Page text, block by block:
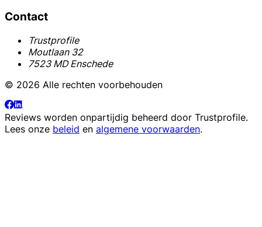
Contact
Trustprofile
Moutlaan 32
7523 MD Enschede
© 2026 Alle rechten voorbehouden
Reviews worden onpartijdig beheerd door Trustprofile.
Lees onze beleid en algemene voorwaarden.